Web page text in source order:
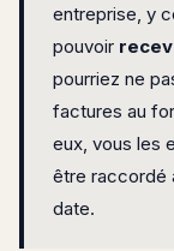
entreprise, y
pouvoir
pourriez ne
factures au
eux, vous les
être raccordé
date.